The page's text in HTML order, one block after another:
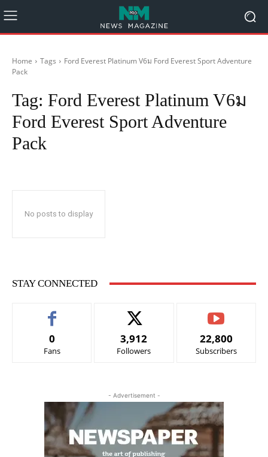
Home Tags
Ford Everest Platinum V6ม Ford Everest Sport Adventure
Pack
Tag: Ford Everest Platinum V6ม
Ford Everest Sport Adventure
Pack
No posts to display
STAY CONNECTED
0
Fans
3,912
Followers
22,800
Subscribers
- Advertisement -